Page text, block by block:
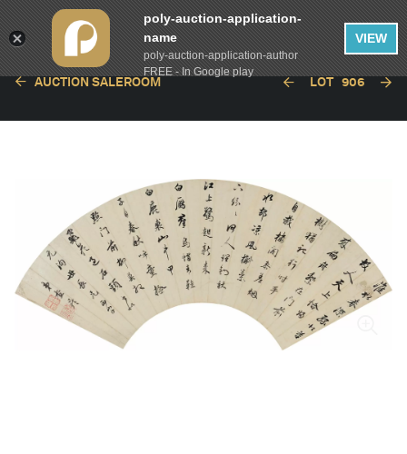
AUCTION SALEROOM LOT 906
poly-auction-application-
name
poly-auction-application-author
FREE - In Google play
VIEW